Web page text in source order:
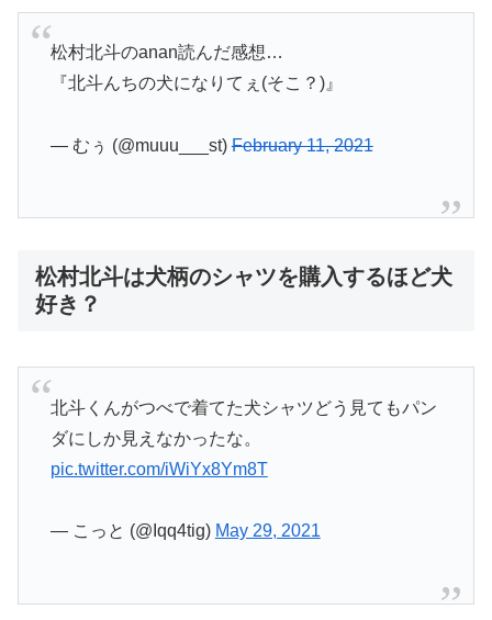
松村北斗のanan読んだ感想…
『北斗んちの犬になりてぇ(そこ？)』
— むぅ (@muuu___st)February 11, 2021
松村北斗は犬柄のシャツを購入するほど犬
好き？
北斗くんがつべで着てた犬シャツどう見てもパン
ダにしか見えなかったな。
pic.twitter.com/iWiYx8Ym8T
— こっと (@Iqq4tig) May 29, 2021